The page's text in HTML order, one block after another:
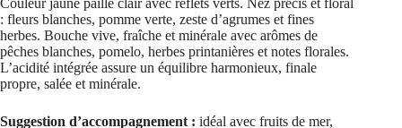
Couleur jaune paille clair avec reflets verts. Nez précis et floral
: fleurs blanches, pomme verte, zeste d’agrumes et fines
herbes. Bouche vive, fraîche et minérale avec arômes de
pêches blanches, pomelo, herbes printanières et notes florales.
L’acidité intégrée assure un équilibre harmonieux, finale
propre, salée et minérale.
Suggestion d’accompagnement : idéal avec fruits de mer,